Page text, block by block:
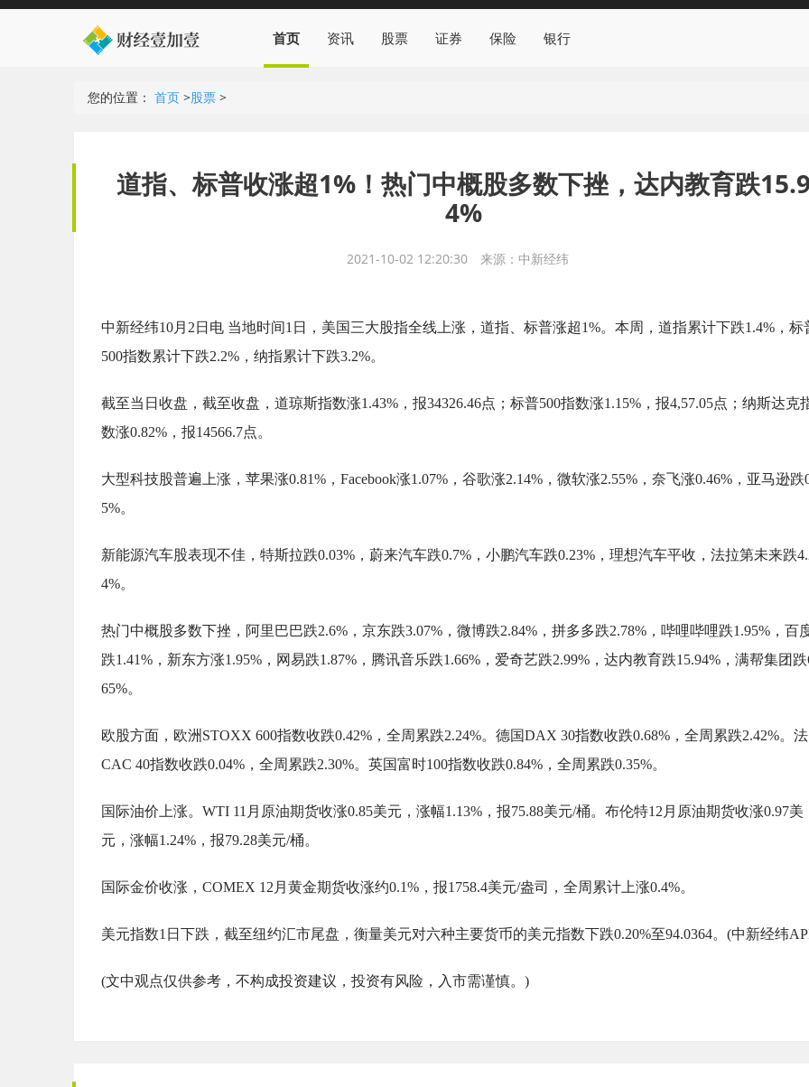
首页 资讯 股票 证券 保险 银行
您的位置： 首页 >股票 >
道指、标普收涨超1%！热门中概股多数下挫，达内教育跌
4%
2021-10-02 12:20:30 来源：中新经纬
中新经纬10月2日电 当地时间1日，美国三大股指全线上涨，道指、标普涨超1%。本周，道指累计下跌1.4%，标
500指数累计下跌2.2%，纳指累计下跌3.2%。
截至当日收盘，截至收盘，道琼斯指数涨1.43%，报34326.46点；标普500指数涨1.15%，报4,57.05点；纳斯达克
数涨0.82%，报14566.7点。
大型科技股普遍上涨，苹果涨0.81%，Facebook涨1.07%，谷歌涨2.14%，微软涨2.55%，奈飞涨0.46%，亚马逊跌
5%。
新能源汽车股表现不佳，特斯拉跌0.03%，蔚来汽车跌0.7%，小鹏汽车跌0.23%，理想汽车平收，法拉第未来跌
4%。
热门中概股多数下挫，阿里巴巴跌2.6%，京东跌3.07%，微博跌2.84%，拼多多跌2.78%，哔哩哔哩跌1.95%，百
跌1.41%，新东方涨1.95%，网易跌1.87%，腾讯音乐跌1.66%，爱奇艺跌2.99%，达内教育跌15.94%，满帮集团跌
65%。
欧股方面，欧洲STOXX 600指数收跌0.42%，全周累跌2.24%。德国DAX 30指数收跌0.68%，全周累跌2.42%。
CAC 40指数收跌0.04%，全周累跌2.30%。英国富时100指数收跌0.84%，全周累跌0.35%。
国际油价上涨。WTI 11月原油期货收涨0.85美元，涨幅1.13%，报75.88美元/桶。布伦特12月原油期货收涨0.97美
元，涨幅1.24%，报79.28美元/桶。
国际金价收涨，COMEX 12月黄金期货收涨约0.1%，报1758.4美元/盎司，全周累计上涨0.4%。
美元指数1日下跌，截至纽约汇市尾盘，衡量美元对六种主要货币的美元指数下跌0.20%至94.0364。(中新经纬
(文中观点仅供参考，不构成投资建议，投资有风险，入市需谨慎。)